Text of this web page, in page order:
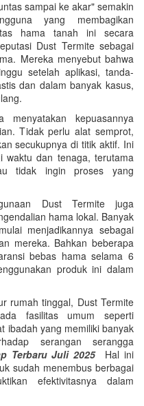
sampai ke akar" semakin
yang membagikan
hama tanah ini secara
Dust Termite sebagai
Mereka menyebut bahwa
setelah aplikasi, tanda-
dan dalam banyak kasus,
kepuasannya
Tidak perlu alat semprot,
secukupnya di titik aktif. Ini
waktu dan tenaga, terutama
tidak ingin proses yang
Dust Termite juga
hama lokal. Banyak
menjadikannya sebagai
mereka. Bahkan beberapa
bebas hama selama 6
produk ini dalam
rumah tinggal, Dust Termite
fasilitas umum seperti
ibadah yang memiliki banyak
serangan serangga
Terbaru Juli 2025Hal ini
sudah menembus berbagai
efektivitasnya dalam